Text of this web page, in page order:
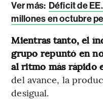
Ver más: Déficit de
millones en octubre
Mientras tanto, el
grupo repuntó en
al ritmo más rápido
del avance, la
desigual.